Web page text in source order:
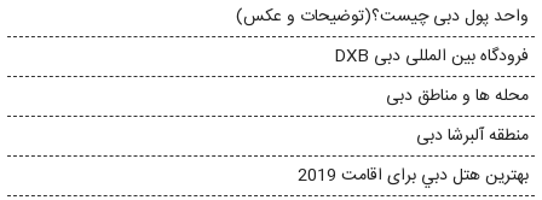
واحد پول دبی چیست؟(توضیحات و عکس)
فرودگاه بین المللی دبی DXB
محله ها و مناطق دبی
منطقه آلبرشا دبی
بهترين هتل دبي برای اقامت 2019